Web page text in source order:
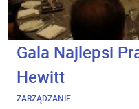
Gala Najlepsi
Hewitt
ZARZĄDZANIE